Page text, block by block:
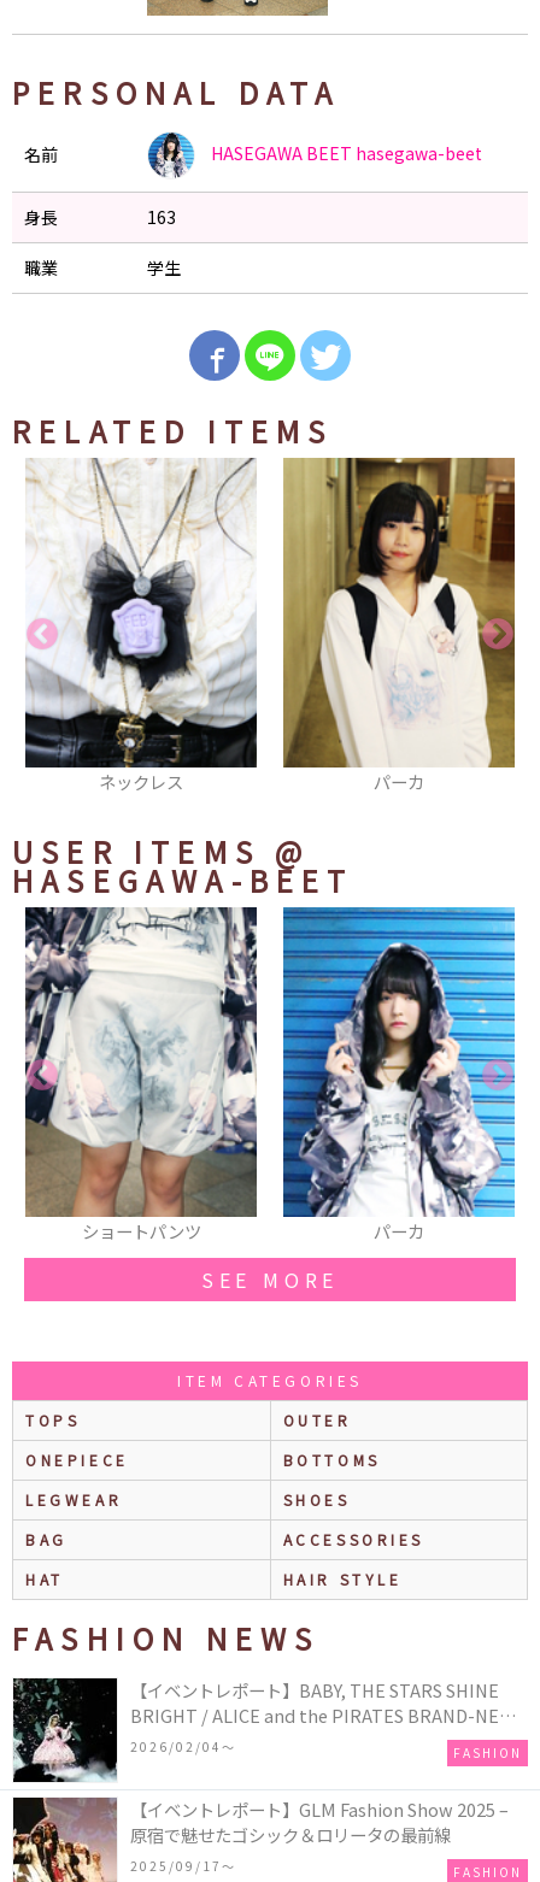
PERSONAL DATA
名前 HASEGAWA BEET hasegawa-beet
身長 163
職業 学生
RELATED ITEMS
パーカ バングル
USER ITEMS @
HASEGAWA-BEET
パーカ Tシャツ
SEE MORE
ITEM CATEGORIES
TOPS
OUTER
ONEPIECE
BOTTOMS
LEGWEAR
SHOES
BAG
ACCESSORIES
HAT
HAIR STYLE
FASHION NEWS
【イベントレポート】BABY, THE STARS SHINE
BRIGHT / ALICE and the PIRATES BRAND-NEW
COLLECTION in TOKYO
2026/02/04〜 FASHION
【イベントレポート】GLM Fashion Show 2025 –
原宿で魅せたゴシック＆ロリータの最前線
2025/09/17〜 FASHION